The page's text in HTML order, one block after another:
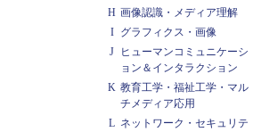
H 画像認識・メディア理解
I
グラフィクス・画像
J
ヒューマンコミュニケーシ
ョン＆インタラクション
K 教育工学・福祉工学・マル
チメディア応用
L ネットワーク・セキュリテ